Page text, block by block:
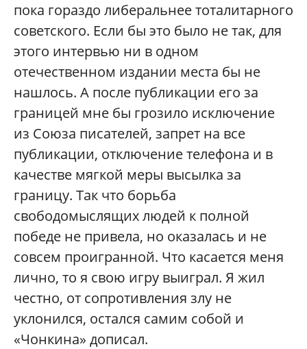
пока гораздо либеральнее тоталитарного
советского. Если бы это было не так, для
этого интервью ни в одном
отечественном издании места бы не
нашлось. А после публикации его за
границей мне бы грозило исключение
из Союза писателей, запрет на все
публикации, отключение телефона и в
качестве мягкой меры высылка за
границу. Так что борьба
свободомыслящих людей к полной
победе не привела, но оказалась и не
совсем проигранной. Что касается меня
лично, то я свою игру выиграл. Я жил
честно, от сопротивления злу не
уклонился, остался самим собой и
«Чонкина» дописал.